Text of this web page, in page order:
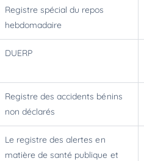
Registre spécial du repos
hebdomadaire
DUERP
Registre des accidents bénins
non déclarés
Le registre des alertes en
matière de santé publique et